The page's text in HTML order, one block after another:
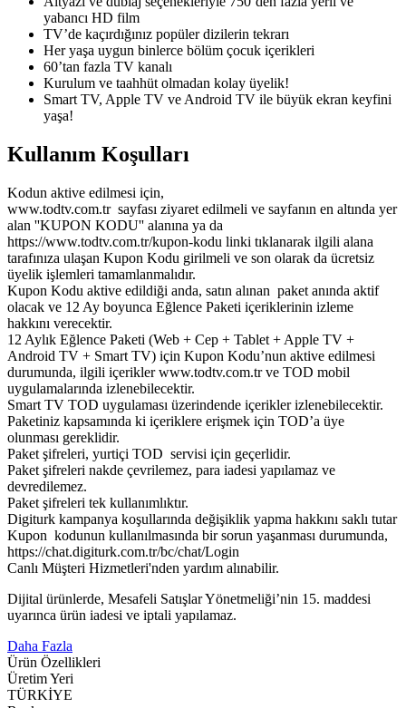
yabancı HD film
TV’de kaçırdığınız popüler dizilerin tekrarı
Her yaşa uygun binlerce bölüm çocuk içerikleri
60’tan fazla TV kanalı
Kurulum ve taahhüt olmadan kolay üyelik!
Smart TV, Apple TV ve Android TV ile büyük ekran keyfini
yaşa!
Kullanım Koşulları
Kodun aktive edilmesi için,
www.todtv.com.tr sayfası ziyaret edilmeli ve sayfanın en altında yer
alan ''KUPON KODU'' alanına ya da
https://www.todtv.com.tr/kupon-kodu linki tıklanarak ilgili alana
tarafınıza ulaşan Kupon Kodu girilmeli ve son olarak da ücretsiz
üyelik işlemleri tamamlanmalıdır.
Kupon Kodu aktive edildiği anda, satın alınan paket anında aktif
olacak ve 12 Ay boyunca Eğlence Paketi içeriklerinin izleme
hakkını verecektir.
12 Aylık Eğlence Paketi (Web + Cep + Tablet + Apple TV +
Android TV + Smart TV) için Kupon Kodu’nun aktive edilmesi
durumunda, ilgili içerikler www.todtv.com.tr ve TOD mobil
uygulamalarında izlenebilecektir.
Smart TV TOD uygulaması üzerindende içerikler izlenebilecektir.
Paketiniz kapsamında ki içeriklere erişmek için TOD’a üye
olunması gereklidir.
Paket şifreleri, yurtiçi TOD servisi için geçerlidir.
Paket şifreleri nakde çevrilemez, para iadesi yapılamaz ve
devredilemez.
Paket şifreleri tek kullanımlıktır.
Digiturk kampanya koşullarında değişiklik yapma hakkını saklı tutar
Kupon kodunun kullanılmasında bir sorun yaşanması durumunda,
https://chat.digiturk.com.tr/bc/chat/Login
Canlı Müşteri Hizmetleri'nden yardım alınabilir.
Dijital ürünlerde, Mesafeli Satışlar Yönetmeliği’nin 15. maddesi
uyarınca ürün iadesi ve iptali yapılamaz.
Daha Fazla
Ürün Özellikleri
Üretim Yeri
TÜRKİYE